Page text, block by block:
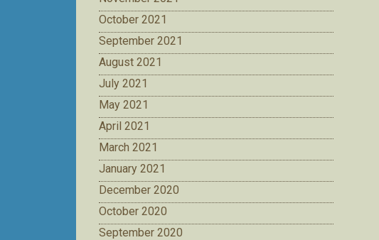
October 2021
September 2021
August 2021
July 2021
May 2021
April 2021
March 2021
January 2021
December 2020
October 2020
September 2020